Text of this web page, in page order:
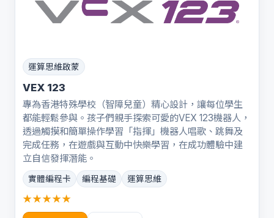
運算思維啟蒙
VEX 123
專為香港特殊學校（智障兒童）精心設計，讓每位學生
都能輕鬆參與。孩子們親手探索可愛的VEX 123機器人，
透過觸摸和簡單操作學習「指揮」機器人唱歌、跳舞及
完成任務，在遊戲與互動中快樂學習，在成功體驗中建
立自信發揮潛能。
實體編程卡 編程基礎 運算思維
★★★★★